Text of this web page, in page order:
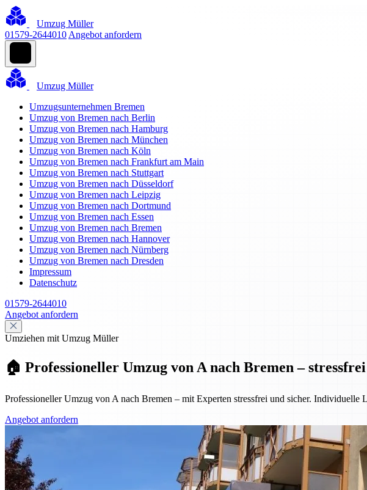
Umzug Müller
01579-2644010 Angebot anfordern
Umzug Müller
Umzugsunternehmen Bremen
Umzug von Bremen nach Berlin
Umzug von Bremen nach Hamburg
Umzug von Bremen nach München
Umzug von Bremen nach Köln
Umzug von Bremen nach Frankfurt am Main
Umzug von Bremen nach Stuttgart
Umzug von Bremen nach Düsseldorf
Umzug von Bremen nach Leipzig
Umzug von Bremen nach Dortmund
Umzug von Bremen nach Essen
Umzug von Bremen nach Bremen
Umzug von Bremen nach Hannover
Umzug von Bremen nach Nürnberg
Umzug von Bremen nach Dresden
Impressum
Datenschutz
01579-2644010
Angebot anfordern
Umziehen mit Umzug Müller
🏠 Professioneller Umzug von A nach Bremen –
Professioneller Umzug von A nach Bremen – mit Experten stressfrei und sicher.
Angebot anfordern